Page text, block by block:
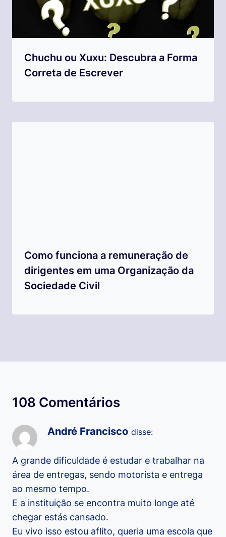
Chuchu ou Xuxu: Descubra a Forma
Correta de Escrever
Como funciona a remuneração de
dirigentes em uma Organização da
Sociedade Civil
108 Comentários
André Francisco disse:
A grande dificuldade é estudar e trabalhar na
área de entregas, sendo motorista e entrega
ao mesmo tempo.
E a instituição se encontra muito longe até
chegar estás cansado.
Eu vivo isso estou aflito, queria uma escola que